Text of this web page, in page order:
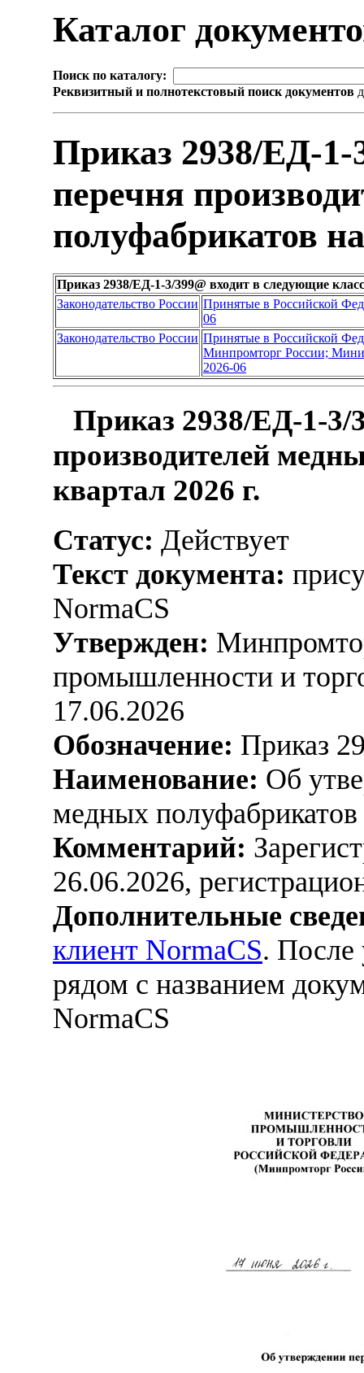
Каталог
Поиск по каталогу:
Реквизитный и полнотекстовый поиск документов
Приказ 2938/ЕД-1-
перечня
полуфабрикатов
Приказ 2938/ЕД-1-3/399@ входит в следующие
Законодательство России Принятые в Российской
06
Законодательство России Принятые в Российской
Минпромторг России;
2026-06
Приказ 2938/ЕД-1-3/
производителей
квартал 2026 г.
Статус: Действует
Текст документа:
NormaCS
Утвержден:
промышленности и
17.06.2026
Обозначение: Приказ
Наименование: Об
медных
Комментарий:
26.06.2026,
Дополнительные
клиент NormaCS. После
рядом с названием
NormaCS